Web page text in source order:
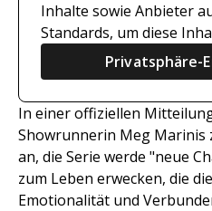
Inhalte sowie Anbieter
Standards, um diese
Privatsphäre-
In einer offiziellen
Showrunnerin Meg Marinis
an, die Serie werde "neue
zum Leben erwecken, die
Emotionalität und